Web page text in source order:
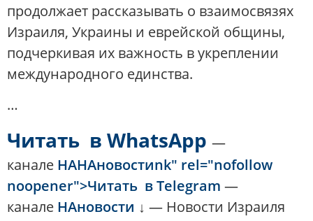
продолжает рассказывать о взаимосвязях
Израиля, Украины и еврейской общины,
подчеркивая их важность в укреплении
международного единства.
…
Читать в WhatsApp —
канале НАНАновостиnk" rel="nofollow
noopener">Читать в Telegram —
канале НАновости ↓ — Новости Израиля